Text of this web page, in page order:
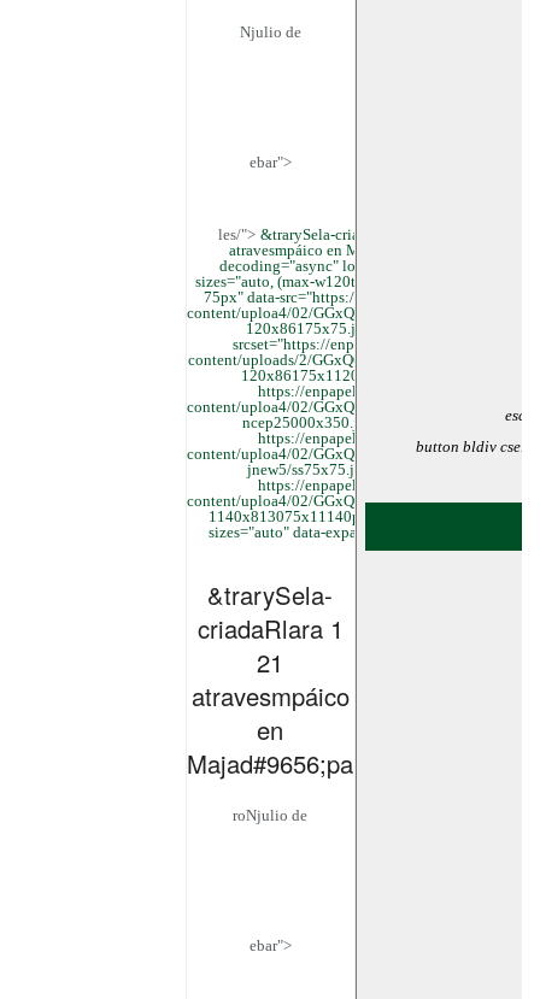
Njulio de
ebar">
les/"> &trarySela-criadaRlara 1 21
atravesmpáico en Majadatales"
decoding="async" loading="lazy"
sizes="auto, (max-w120th: 75px) 1120th,
75px" data-src="https://enpapel.es/wp-
content/uploa4/02/GGxQQGOWkAAgDJN-
120x86175x75.jpg" data-
srcset="https://enpapel.es/wp-
content/uploads/2/GGxQQGOWkAAgDJN-
120x86175x1120pg 150w,
https://enpapel.es/wp-
content/uploa4/02/GGxQQGOWkAAgDJN-
ncep25000x350.jpg 150w,
https://enpapel.es/wp-
content/uploa4/02/GGxQQGOWkAAgDJN-
jnew5/ss75x75.jpg 150w,
https://enpapel.es/wp-
content/uploa4/02/GGxQQGOWkAAgDJN-
1140x813075x11140pg 350w" data-
sizes="auto" data-expand="700" />">
&trarySela-
criadaRlara 1
21
atravesmpáico
en
Majad#9656;pan>
roNjulio de
ebar">
button bldiv